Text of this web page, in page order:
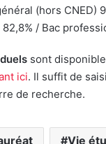
(hors CNED)
/ Bac
sont
ici. Il suffit de
de recherche.
Vie